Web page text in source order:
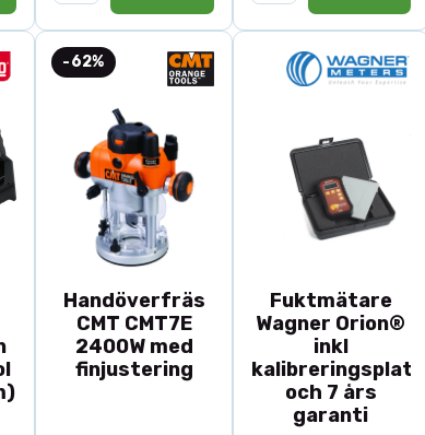
-62%
Handöverfräs
CMT CMT7E
2400W med
finjustering
Fuktmätare
Wagner Orion®
inkl
kalibreringsplatta
och 7 års
garanti